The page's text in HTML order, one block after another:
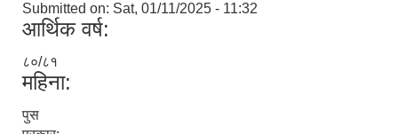
Submitted on: Sat, 01/11/2025 - 11:32
आर्थिक वर्ष:
८०/८१
महिना:
पुस